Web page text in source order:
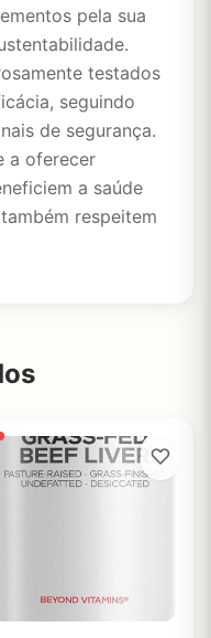
pela sua
testados
seguindo
de segurança.
a oferecer
a saúde
respeitem